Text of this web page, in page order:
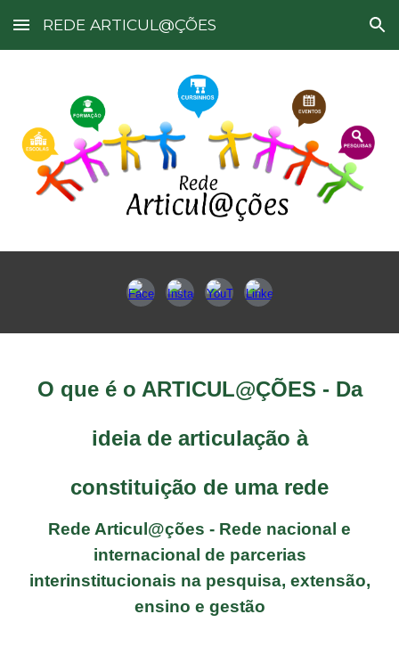
Skip to main content Skip to navigation
REDE ARTICUL@ÇÕES
O que é o ARTICUL@ÇÕES - Da
ideia de articulação à
constituição de uma rede
Rede Articul@ções - Rede nacional e
internacional de parcerias
interinstitucionais na pesquisa, extensão,
ensino e gestão